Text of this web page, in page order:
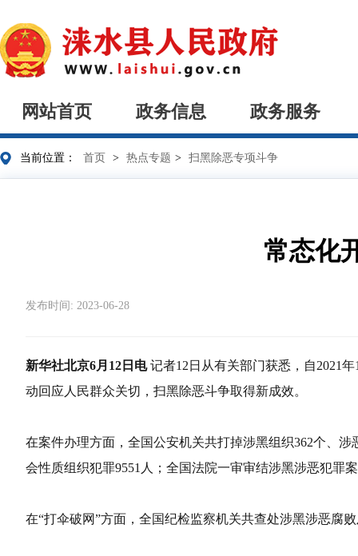
网站首页 政务信息 政务服务
当前位置： 首页 > 热点专题 > 扫黑除恶专项斗争
常态化
发布时间: 2023-06-28
新华社北京6月12日电记者12日从有关部门获悉，自2021
动回应人民群众关切，扫黑除恶斗争取得新成效。
在案件办理方面，全国公安机关共打掉涉黑组织362个、
会性质组织犯罪9551人；全国法院一审审结涉黑涉恶犯罪
在“打伞破网”方面，全国纪检监察机关共查处涉黑涉恶腐